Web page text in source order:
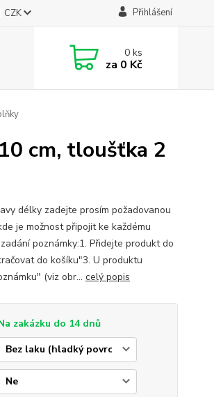
CZK Přihlášení
0ks
za 0 Kč
cm, tloušťka 2
délky zadejte prosím požadovanou
je možnost připojit ke každému
poznámky:1. Přidejte produkt do
do košíku"3. U produktu
(viz obr... celý popis
zakázku do 14 dnů